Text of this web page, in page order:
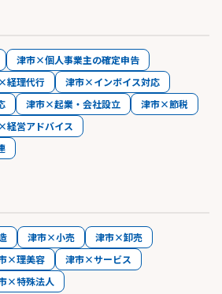
津市×個人事業主の確定申告
経理代行
津市×インボイス対応
津市×起業・会社設立
津市×節税
経営アドバイス
津市×小売
津市×卸売
×理美容
津市×サービス
×特殊法人